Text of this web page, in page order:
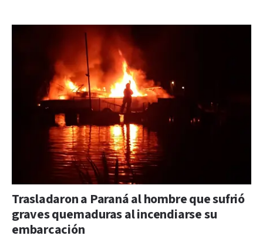
Trasladaron a Paraná al hombre que sufrió
graves quemaduras al incendiarse su
embarcación